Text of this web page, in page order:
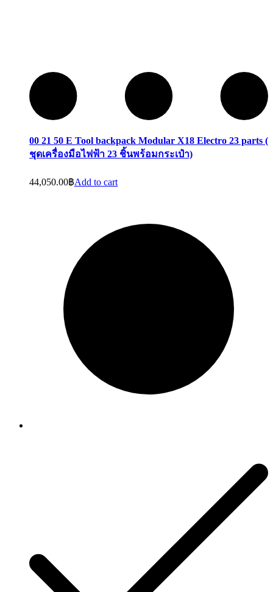
00 21 50 E Tool backpack Modular X18 Electro 23 parts (
ชุดเครื่องมือไฟฟ้า 23 ชิ้นพร้อมกระเป๋า)
44,050.00฿Add to cart